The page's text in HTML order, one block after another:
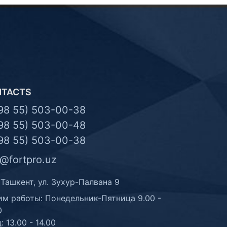
55) 503-00-38
55) 503-00-48
55) 503-00-38
ул. Зухур-Палвана 9
работы: Понедельник-Пятница 9.00 -
13.00 - 14.00